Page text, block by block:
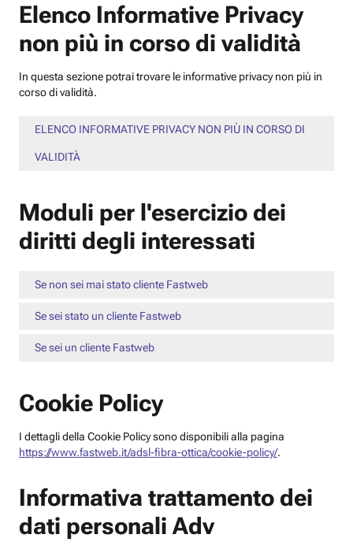
Elenco Informative Privacy
non più in corso di validità
In questa sezione potrai trovare le informative privacy non più in
corso di validità.
ELENCO INFORMATIVE PRIVACY NON PIÙ IN CORSO DI
VALIDITÀ
Moduli per l'esercizio dei
diritti degli interessati
Se non sei mai stato cliente Fastweb
Se sei stato un cliente Fastweb
Se sei un cliente Fastweb
Cookie Policy
I dettagli della Cookie Policy sono disponibili alla pagina
https://www.fastweb.it/adsl-fibra-ottica/cookie-policy/.
Informativa trattamento dei
dati personali Adv